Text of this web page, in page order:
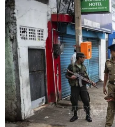
SJC tại thị trường Hà Nội
đồng/lượng (mua vào-